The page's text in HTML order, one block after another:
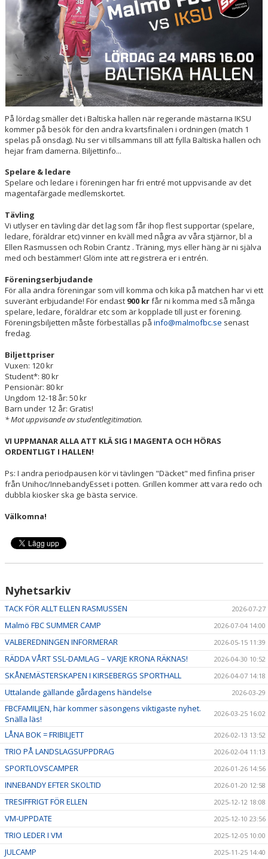
HALL OF FAME
På lördag smäller det i Baltiska hallen när regerande mästarna IKSU
kommer på besök för den andra kvartsfinalen i ordningen (match 1
spelas på onsdag). Nu ser vi tillsammans till att fylla Baltiska hallen och
hejar fram damerna. Biljettinfo...
Spelare & ledare
Spelare och ledare i föreningen har fri entré mot uppvisande av det
magentafärgade medlemskortet.
Tävling
Vi utlyser en tävling där det lag som får ihop flest supportar (spelare,
ledare, föräldrar etc) vinner en kväll med några av våra stjärnor, bl a
Ellen Rasmussen och Robin Crantz . Träning, mys eller häng är ni själva
med och bestämmer! Glöm inte att registrera er i entrén.
Föreningserbjudande
För alla andra föreningar som vill komma och kika på matchen har vi ett
suveränt erbjudande! För endast 900 krfår ni komma med så många
spelare, ledare, föräldrar etc som är kopplade till just er förening.
Föreningsbiljetten måste förbeställas på info@malmofbc.se senast
fredag.
Biljettpriser
Vuxen: 120 kr
Student*: 80 kr
Pensionär: 80 kr
Ungdom 12-18 år: 50 kr
Barn under 12 år: Gratis!
* Mot uppvisande av studentlegitimation.
VI UPPMANAR ALLA ATT KLÄ SIG I MAGENTA OCH HÖRAS
ORDENTLIGT I HALLEN!
Ps: I andra periodpausen kör vi tävlingen "Däcket" med finfina priser
från Unihoc/InnebandyEsset i potten. Grillen kommer att vara redo och
dubbla kiosker ska ge bästa service.
Välkomna!
Nyhetsarkiv
TACK FÖR ALLT ELLEN RASMUSSEN 2026-07-27
Malmö FBC SUMMER CAMP 2026-07-04 14:00
VALBEREDNINGEN INFORMERAR 2026-05-15 11:39
RÄDDA VÅRT SSL-DAMLAG – VARJE KRONA RÄKNAS! 2026-04-30 10:52
SKÅNEMÄSTERSKAPEN I KIRSEBERGS SPORTHALL 2026-04-07 14:18
Uttalande gällande gårdagens händelse 2026-03-29
FBCFAMILJEN, här kommer säsongens viktigaste nyhet.
Snälla läs!
2026-03-25 16:02
LÅNA BOK = FRIBILJETT 2026-02-13 13:52
TRIO PÅ LANDSLAGSUPPDRAG 2026-02-04 11:13
SPORTLOVSCAMPER 2026-01-26 14:56
INNEBANDY EFTER SKOLTID 2026-01-20 12:58
TRESIFFRIGT FÖR ELLEN 2025-12-12 18:08
VM-UPPDATE 2025-12-10 23:56
TRIO LEDER I VM 2025-12-05 10:00
JULCAMP 2025-11-25 14:40